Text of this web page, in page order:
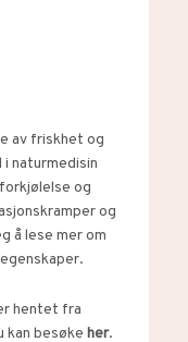
av friskhet og
naturmedisin
og
og
å lese mer om
hentet fra
kan besøke her.